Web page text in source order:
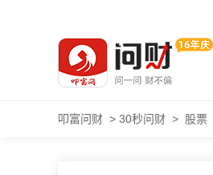
叩富问财 > 30秒问财 > 股票